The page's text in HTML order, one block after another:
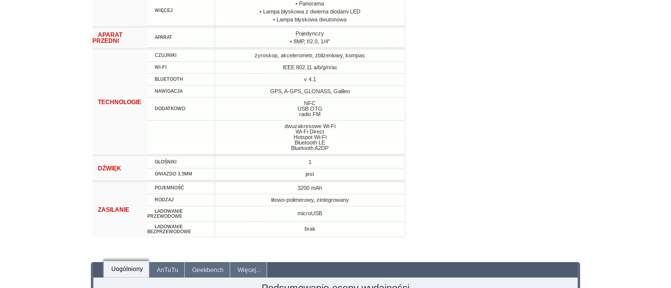
WIĘCEJ
• Panorama
• Lampa błyskowa z dwiema diodami LED
• Lampa błyskowa dwutonowa
APARAT
PRZEDNI
APARAT
Pojedynczy
• 8MP, f/2.0, 1/4"
TECHNOLOGIE
CZUJNIKI żyroskop, akcelerometr, zbliżeniowy, kompas
WI-FI IEEE 802.11 a/b/g/n/ac
BLUETOOTH v 4.1
NAWIGACJA GPS, A-GPS, GLONASS, Galileo
DODATKOWO
NFC
USB OTG
radio FM
dwuzakresowe Wi-Fi
Wi-Fi Direct
Hotspot Wi-Fi
Bluetooth LE
Bluetooth A2DP
DŹWIĘK
GŁOŚNIKI 1
GNIAZDO 3,5MM jest
ZASILANIE
POJEMNOŚĆ 3200 mAh
RODZAJ litowo-polimerowy, zintegrowany
ŁADOWANIE
PRZEWODOWE
microUSB
ŁADOWANIE
BEZPRZEWODOWE
brak
Uogólniony AnTuTu Geekbench Więcej...